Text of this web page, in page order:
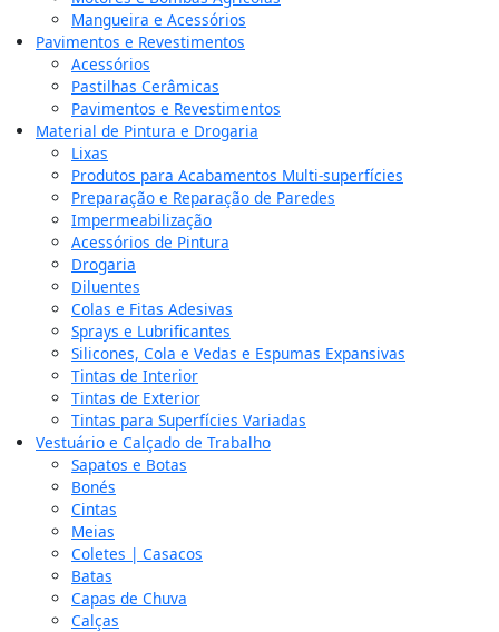
Mangueira e Acessórios
Pavimentos e Revestimentos
Acessórios
Pastilhas Cerâmicas
Pavimentos e Revestimentos
Material de Pintura e Drogaria
Lixas
Produtos para Acabamentos Multi-superfícies
Preparação e Reparação de Paredes
Impermeabilização
Acessórios de Pintura
Drogaria
Diluentes
Colas e Fitas Adesivas
Sprays e Lubrificantes
Silicones, Cola e Vedas e Espumas Expansivas
Tintas de Interior
Tintas de Exterior
Tintas para Superfícies Variadas
Vestuário e Calçado de Trabalho
Sapatos e Botas
Bonés
Cintas
Meias
Coletes | Casacos
Batas
Capas de Chuva
Calças